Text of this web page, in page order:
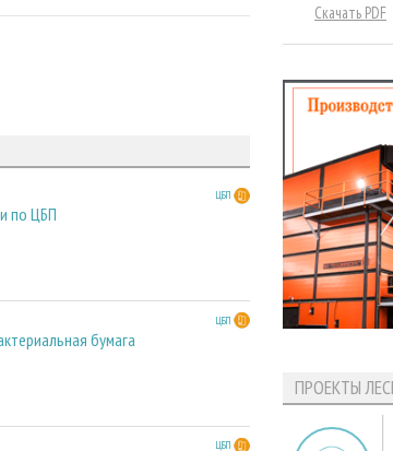
ЦБП
по ЦБП
ЦБП
бумага
ЦБП
Скачать PDF
ПРОЕКТЫ